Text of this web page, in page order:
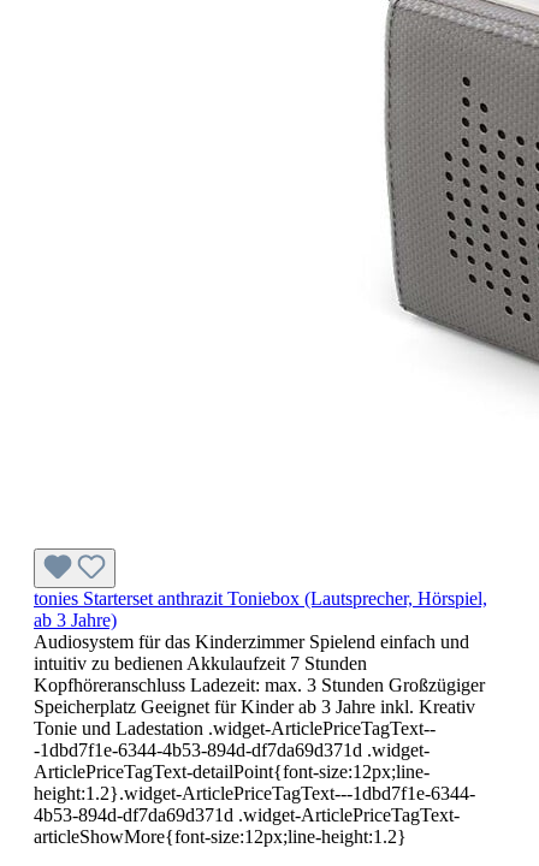
tonies Starterset anthrazit Toniebox (Lautsprecher, Hörspiel,
ab 3 Jahre)
Audiosystem für das Kinderzimmer Spielend einfach und
intuitiv zu bedienen Akkulaufzeit 7 Stunden
Kopfhöreranschluss Ladezeit: max. 3 Stunden Großzügiger
Speicherplatz Geeignet für Kinder ab 3 Jahre inkl. Kreativ
Tonie und Ladestation .widget-ArticlePriceTagText--
-1dbd7f1e-6344-4b53-894d-df7da69d371d .widget-
ArticlePriceTagText-detailPoint{font-size:12px;line-
height:1.2}.widget-ArticlePriceTagText---1dbd7f1e-6344-
4b53-894d-df7da69d371d .widget-ArticlePriceTagText-
articleShowMore{font-size:12px;line-height:1.2}